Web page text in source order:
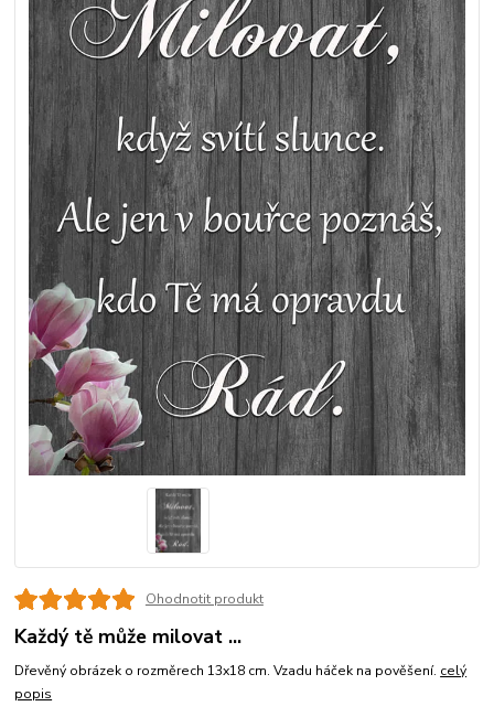
Ohodnotit produkt
Každý tě může milovat ...
Dřevěný obrázek o rozměrech 13x18 cm. Vzadu háček na pověšení. celý
popis